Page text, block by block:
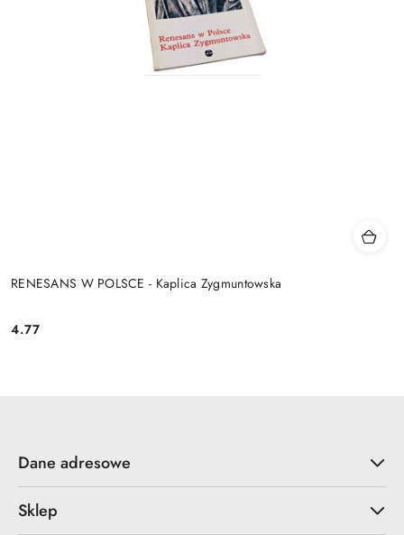
RENESANS W POLSCE - Kaplica Zygmuntowska
Cena:
4.77
Dane adresowe
Sklep